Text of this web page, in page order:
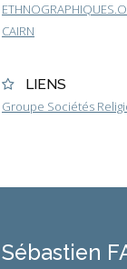
CAIRN
LIENS
Groupe Sociétés
Sébastien